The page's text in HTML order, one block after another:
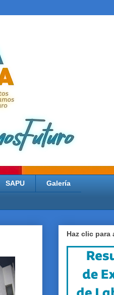
SAPU Galería
Haz clic para